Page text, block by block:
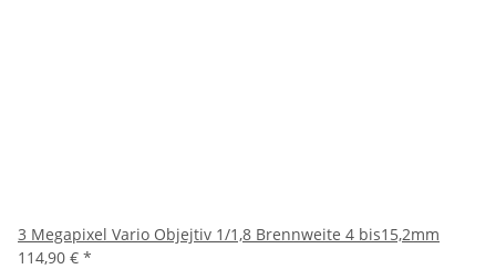
3 Megapixel Vario Objejtiv 1/1,8 Brennweite 4 bis15,2mm
114,90 € *